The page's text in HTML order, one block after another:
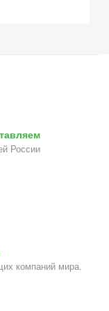
России
компаний мира.